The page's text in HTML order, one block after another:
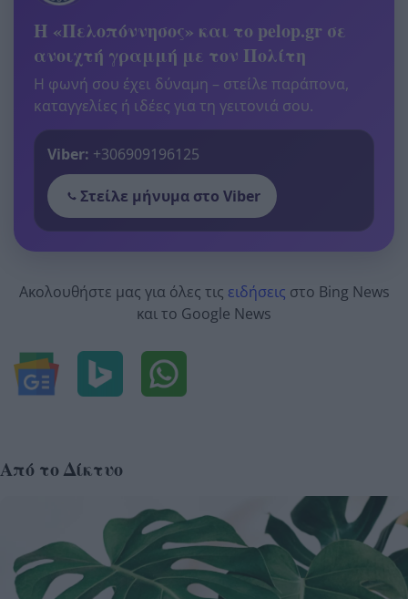
Η «Πελοπόννησος» και το pelop.gr σε
ανοιχτή γραμμή με τον Πολίτη
Η φωνή σου έχει δύναμη – στείλε παράπονα,
καταγγελίες ή ιδέες για τη γειτονιά σου.
Viber: +306909196125
Στείλε μήνυμα στο Viber
Ακολουθήστε μας για όλες τις ειδήσεις στο Bing News
και το Google News
Από το Δίκτυο